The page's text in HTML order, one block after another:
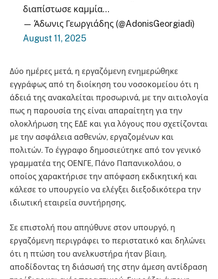
διαπίστωσε καμμία…
— Άδωνις Γεωργιάδης (@AdonisGeorgiadi)
August 11, 2025
Δύο ημέρες μετά, η εργαζόμενη ενημερώθηκε
εγγράφως από τη διοίκηση του νοσοκομείου ότι η
άδειά της ανακαλείται προσωρινά, με την αιτιολογία
πως η παρουσία της είναι απαραίτητη για την
ολοκλήρωση της ΕΔΕ και για λόγους που σχετίζονται
με την ασφάλεια ασθενών, εργαζομένων και
πολιτών. Το έγγραφο δημοσιεύτηκε από τον γενικό
γραμματέα της ΟΕΝΓΕ, Πάνο Παπανικολάου, ο
οποίος χαρακτήρισε την απόφαση εκδικητική και
κάλεσε το υπουργείο να ελέγξει διεξοδικότερα την
ιδιωτική εταιρεία συντήρησης.
Σε επιστολή που απηύθυνε στον υπουργό, η
εργαζόμενη περιγράφει το περιστατικό και δηλώνει
ότι η πτώση του ανελκυστήρα ήταν βίαιη,
αποδίδοντας τη διάσωσή της στην άμεση αντίδραση